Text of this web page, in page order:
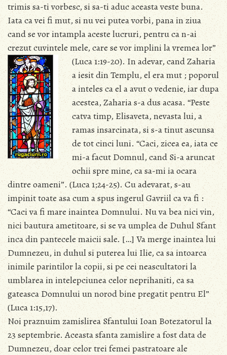
trimis sa-ti vorbesc, si sa-ti aduc aceasta veste buna.
Iata ca vei fi mut, si nu vei putea vorbi, pana in ziua
cand se vor intampla aceste lucruri, pentru ca n-ai
crezut cuvintele mele, care se vor implini la vremea lor”
(Luca 1:19-20).In adevar, cand Zaharia
a iesit din Templu, el era mut ; poporul
a inteles ca el a avut o vedenie, iar dupa
acestea, Zaharia s-a dus acasa. “Peste
catva timp, Elisaveta, nevasta lui, a
ramas insarcinata, si s-a tinut ascunsa
de tot cinci luni. “Caci, zicea ea, iata ce
mi-a facut Domnul, cand Si-a aruncat
ochii spre mine, ca sa-mi ia ocara
dintre oameni”. (Luca 1;24-25). Cu adevarat, s-au
impinit toate asa cum a spus ingerul Gavriil ca va fi :
“Caci va fi mare inaintea Domnului. Nu va bea nici vin,
nici bautura ametitoare, si se va umplea de Duhul Sfant
inca din pantecele maicii sale. […] Va merge inaintea lui
Dumnezeu, in duhul si puterea lui Ilie, ca sa intoarca
inimile parintilor la copii, si pe cei neascultatori la
umblarea in intelepciunea celor neprihaniti, ca sa
gateasca Domnului un norod bine pregatit pentru El”
(Luca 1:15,17).
Noi praznuim zamislirea Sfantului Ioan Botezatorul la
23 septembrie. Aceasta sfanta zamislire a fost data de
Dumnezeu, doar celor trei femei pastratoare ale